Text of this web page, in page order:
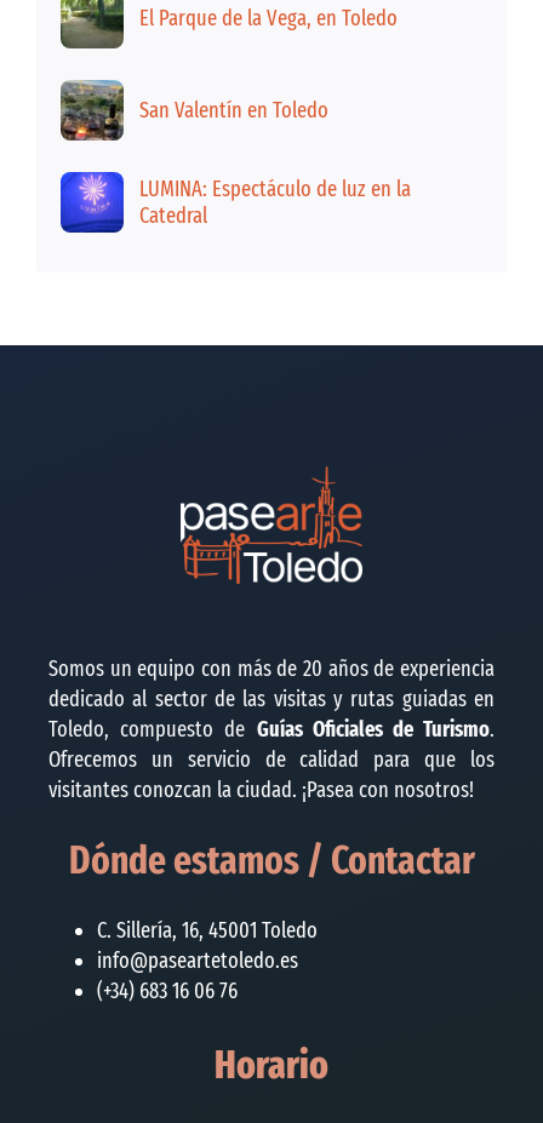
El Parque de la Vega, en Toledo
San Valentín en Toledo
LUMINA: Espectáculo de luz en la
Catedral
Somos un equipo con más de 20 años de experiencia
dedicado al sector de las visitas y rutas guiadas en
Toledo, compuesto de Guías Oficiales de Turismo.
Ofrecemos un servicio de calidad para que los
visitantes conozcan la ciudad. ¡Pasea con nosotros!
Dónde estamos / Contactar
C. Sillería, 16, 45001 Toledo
info@paseartetoledo.es
(+34) 683 16 06 76
Horario